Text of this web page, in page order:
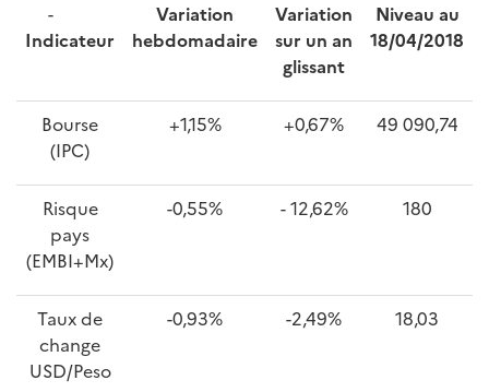
-
Indicateur
Variation
hebdomadaire
Variation
sur un an
glissant
Niveau au
18/04/2018
Bourse
(IPC)
+1,15% +0,67% 49 090,74
Risque
pays
(EMBI+Mx)
-0,55% - 12,62% 180
Taux de
change
USD/Peso
-0,93% -2,49% 18,03